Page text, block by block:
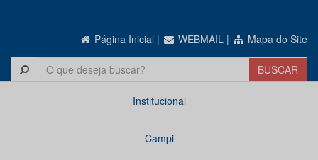
Página Inicial | WEBMAIL | Mapa do Site
Institucional
Campi